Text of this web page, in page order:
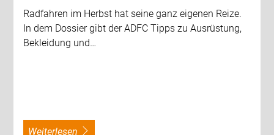
Radfahren im Herbst hat seine ganz eigenen Reize.
In dem Dossier gibt der ADFC Tipps zu Ausrüstung,
Bekleidung und…
weiterlesen